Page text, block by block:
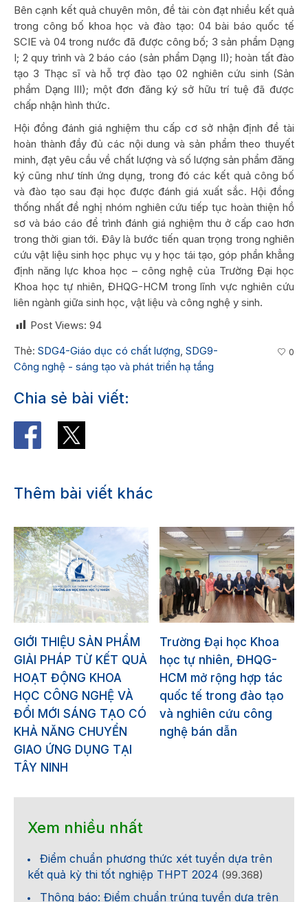
Bên cạnh kết quả chuyên môn, đề tài còn đạt nhiều kết quả
trong công bố khoa học và đào tạo: 04 bài báo quốc tế
SCIE và 04 trong nước đã được công bố; 3 sản phẩm Dạng
I; 2 quy trình và 2 báo cáo (sản phẩm Dạng II); hoàn tất đào
tạo 3 Thạc sĩ và hỗ trợ đào tạo 02 nghiên cứu sinh (Sản
phẩm Dạng III); một đơn đăng ký sở hữu trí tuệ đã được
chấp nhận hình thức.
Hội đồng đánh giá nghiệm thu cấp cơ sở nhận định đề tài
hoàn thành đầy đủ các nội dung và sản phẩm theo thuyết
minh, đạt yêu cầu về chất lượng và số lượng sản phẩm đăng
ký cũng như tính ứng dụng, trong đó các kết quả công bố
và đào tạo sau đại học được đánh giá xuất sắc. Hội đồng
thống nhất đề nghị nhóm nghiên cứu tiếp tục hoàn thiện hồ
sơ và báo cáo để trình đánh giá nghiệm thu ở cấp cao hơn
trong thời gian tới. Đây là bước tiến quan trọng trong nghiên
cứu vật liệu sinh học phục vụ y học tái tạo, góp phần khẳng
định năng lực khoa học – công nghệ của Trường Đại học
Khoa học tự nhiên, ĐHQG-HCM trong lĩnh vực nghiên cứu
liên ngành giữa sinh học, vật liệu và công nghệ y sinh.
Post Views: 94
Thẻ: SDG4-Giáo dục có chất lượng, SDG9-
Công nghệ - sáng tạo và phát triển hạ tầng
0
Chia sẻ bài viết:
Thêm bài viết khác
GIỚI THIỆU SẢN PHẨM
GIẢI PHÁP TỪ KẾT QUẢ
HOẠT ĐỘNG KHOA
HỌC CÔNG NGHỆ VÀ
ĐỔI MỚI SÁNG TẠO CÓ
KHẢ NĂNG CHUYỂN
GIAO ỨNG DỤNG TẠI
TÂY NINH
Trường Đại học Khoa
học tự nhiên, ĐHQG-
HCM mở rộng hợp tác
quốc tế trong đào tạo
và nghiên cứu công
nghệ bán dẫn
Xem nhiều nhất
Điểm chuẩn phương thức xét tuyển dựa trên
kết quả kỳ thi tốt nghiệp THPT 2024 (99.368)
Thông báo: Điểm chuẩn trúng tuyển dựa trên